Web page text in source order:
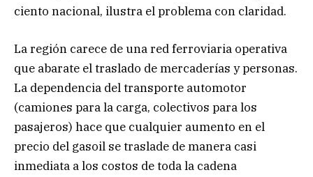
ciento nacional, ilustra el problema con claridad.
La región carece de una red ferroviaria operativa
que abarate el traslado de mercaderías y personas.
La dependencia del transporte automotor
(camiones para la carga, colectivos para los
pasajeros) hace que cualquier aumento en el
precio del gasoil se traslade de manera casi
inmediata a los costos de toda la cadena